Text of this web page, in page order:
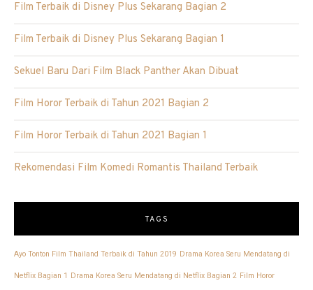
Film Terbaik di Disney Plus Sekarang Bagian 2
Film Terbaik di Disney Plus Sekarang Bagian 1
Sekuel Baru Dari Film Black Panther Akan Dibuat
Film Horor Terbaik di Tahun 2021 Bagian 2
Film Horor Terbaik di Tahun 2021 Bagian 1
Rekomendasi Film Komedi Romantis Thailand Terbaik
TAGS
Ayo Tonton Film Thailand Terbaik di Tahun 2019 Drama Korea Seru Mendatang di
Netflix Bagian 1 Drama Korea Seru Mendatang di Netflix Bagian 2 Film Horor